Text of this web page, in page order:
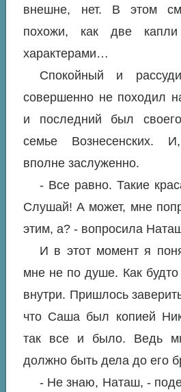
внешне, нет. В этом
похожи, как две
характерами…
Спокойный и
совершенно не походил
и последний был
семье Вознесенских.
вполне заслуженно.
- Все равно. Такие
Слушай! А может, мне
этим, а? - вопросила
И в этот момент я
мне не по душе. Как будто
внутри. Пришлось
что Саша был копией
так все и было. Ведь
должно быть дела до его
- Не знаю, Наташ, -